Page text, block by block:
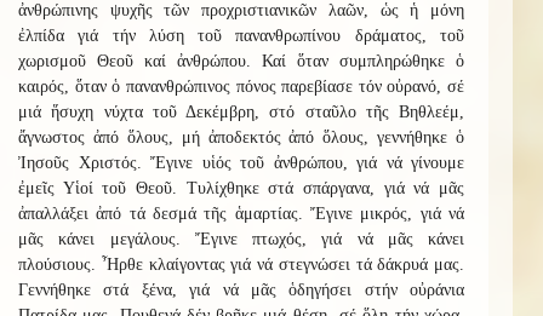
ἀνθρώπινης ψυχῆς τῶν προχριστιανικῶν λαῶν, ὡς ἡ μόνη
ἐλπίδα γιά τήν λύση τοῦ πανανθρωπίνου δράματος, τοῦ
χωρισμοῦ Θεοῦ καί ἀνθρώπου. Καί ὅταν συμπληρώθηκε ὁ
καιρός, ὅταν ὁ πανανθρώπινος πόνος παρεβίασε τόν οὐρανό, σέ
μιά ἥσυχη νύχτα τοῦ Δεκέμβρη, στό σταῦλο τῆς Βηθλεέμ,
ἄγνωστος ἀπό ὅλους, μή ἀποδεκτός ἀπό ὅλους, γεννήθηκε ὁ
Ἰησοῦς Χριστός. Ἔγινε υἱός τοῦ ἀνθρώπου, γιά νά γίνουμε
ἐμεῖς Υἱοί τοῦ Θεοῦ. Τυλίχθηκε στά σπάργανα, γιά νά μᾶς
ἀπαλλάξει ἀπό τά δεσμά τῆς ἁμαρτίας. Ἔγινε μικρός, γιά νά
μᾶς κάνει μεγάλους. Ἔγινε πτωχός, γιά νά μᾶς κάνει
πλούσιους. Ἦρθε κλαίγοντας γιά νά στεγνώσει τά δάκρυά μας.
Γεννήθηκε στά ξένα, γιά νά μᾶς ὁδηγήσει στήν οὐράνια